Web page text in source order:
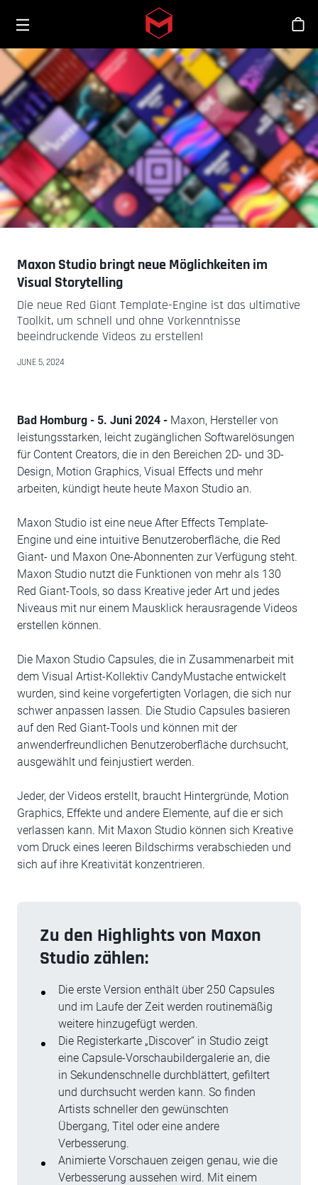
Skip to main content
Maxon Studio bringt neue Möglichkeiten im
Visual Storytelling
Die neue Red Giant Template-Engine ist das ultimative
Toolkit, um schnell und ohne Vorkenntnisse
beeindruckende Videos zu erstellen!
JUNE 5, 2024
Bad Homburg - 5. Juni 2024 - Maxon, Hersteller von
leistungsstarken, leicht zugänglichen Softwarelösungen
für Content Creators, die in den Bereichen 2D- und 3D-
Design, Motion Graphics, Visual Effects und mehr
arbeiten, kündigt heute heute Maxon Studio an.
Maxon Studio ist eine neue After Effects Template-
Engine und eine intuitive Benutzeroberfläche, die Red
Giant- und Maxon One-Abonnenten zur Verfügung steht.
Maxon Studio nutzt die Funktionen von mehr als 130
Red Giant-Tools, so dass Kreative jeder Art und jedes
Niveaus mit nur einem Mausklick herausragende Videos
erstellen können.
Die Maxon Studio Capsules, die in Zusammenarbeit mit
dem Visual Artist-Kollektiv CandyMustache entwickelt
wurden, sind keine vorgefertigten Vorlagen, die sich nur
schwer anpassen lassen. Die Studio Capsules basieren
auf den Red Giant-Tools und können mit der
anwenderfreundlichen Benutzeroberfläche durchsucht,
ausgewählt und feinjustiert werden.
Jeder, der Videos erstellt, braucht Hintergründe, Motion
Graphics, Effekte und andere Elemente, auf die er sich
verlassen kann. Mit Maxon Studio können sich Kreative
vom Druck eines leeren Bildschirms verabschieden und
sich auf ihre Kreativität konzentrieren.
Zu den Highlights von Maxon
Studio zählen:
Die erste Version enthält über 250 Capsules
und im Laufe der Zeit werden routinemäßig
weitere hinzugefügt werden.
Die Registerkarte „Discover“ in Studio zeigt
eine Capsule-Vorschaubildergalerie an, die
in Sekundenschnelle durchblättert, gefiltert
und durchsucht werden kann. So finden
Artists schneller den gewünschten
Übergang, Titel oder eine andere
Verbesserung.
Animierte Vorschauen zeigen genau, wie die
Verbesserung aussehen wird. Mit einem